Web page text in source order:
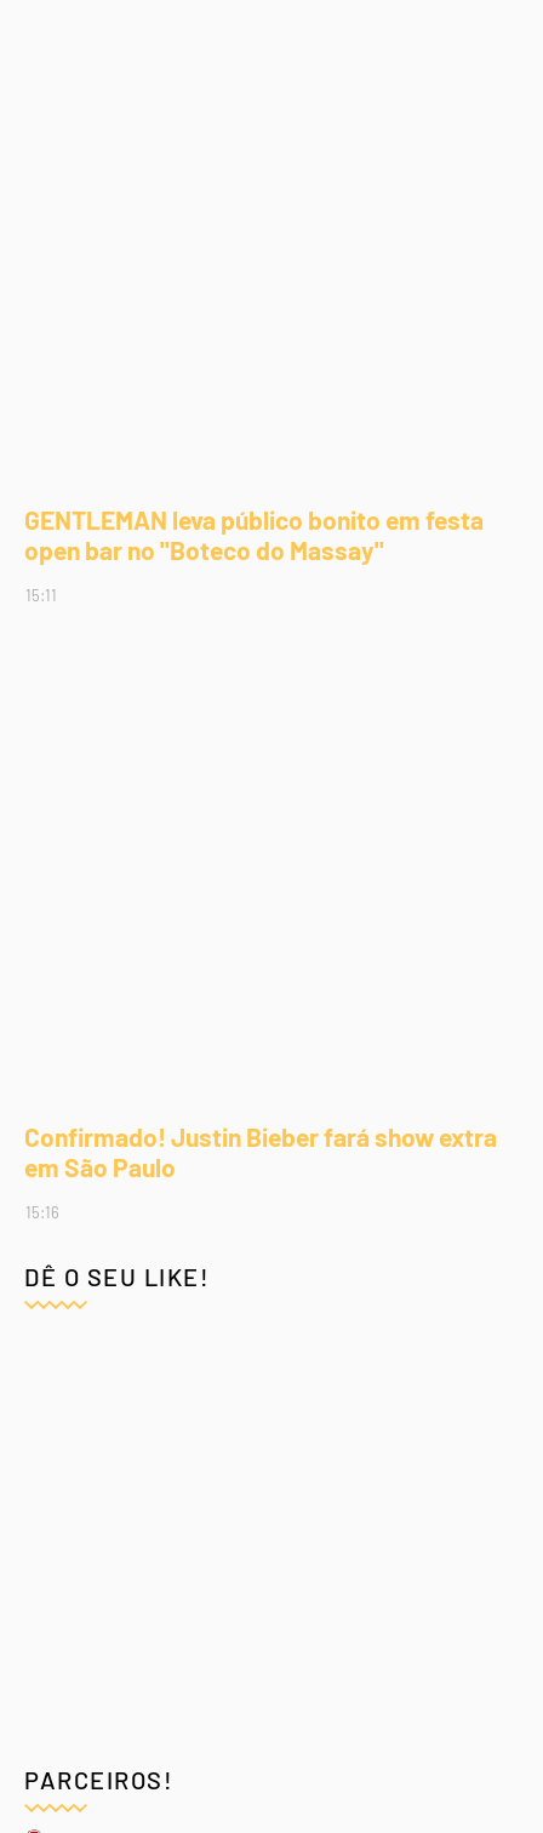
GENTLEMAN leva público bonito em festa
open bar no "Boteco do Massay"
15:11
Confirmado! Justin Bieber fará show extra
em São Paulo
15:16
DÊ O SEU LIKE!
PARCEIROS!